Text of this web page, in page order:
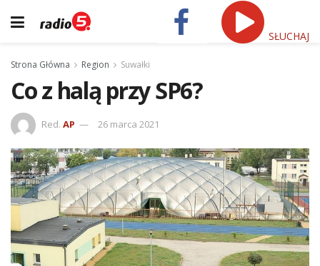
SŁUCHAJ
Strona Główna Region Suwałki
Co z halą przy SP6?
Red. AP 26 marca 2021